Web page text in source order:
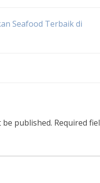
Seafood Terbaik di
published. Required